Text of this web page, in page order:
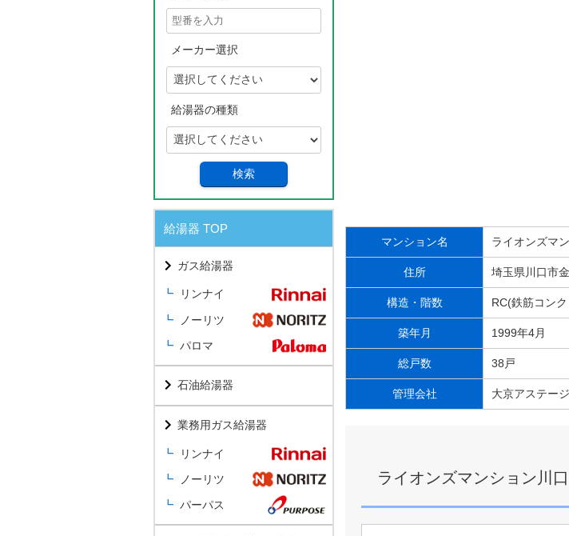
マンション名 ライオンズマ
住所 埼玉県川口市
構造・階数 RC(鉄筋コン
築年月 1999年4月
総戸数 38戸
管理会社 大京アステージ
ライオンズマンション川
メーカー選択
給湯器の種類
検索
給湯器 TOP
ガス給湯器
リンナイ
ノーリツ
パロマ
石油給湯器
業務用ガス給湯器
リンナイ
ノーリツ
パーパス